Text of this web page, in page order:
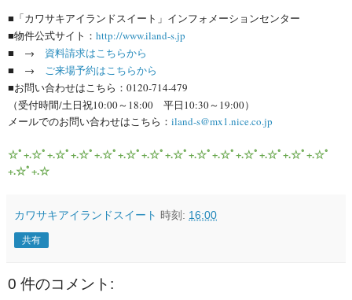
■ 「カワサキアイランドスイート」インフォメーションセンター
■物件公式サイト ： http://www.iland-s.jp
■ → 資料請求はこちらから
■ → ご来場予約はこちらから
■お問い合わせはこちら ： 0120-714-479
（受付時間/土日祝10:00～ 18:00 平日10:30～ 19:00）
メールでのお問い合わせはこちら ： iland-s@mx1.nice.co.jp
☆ﾟ+.☆ﾟ+.☆ﾟ+.☆ﾟ+.☆ﾟ+.☆ﾟ+.☆ﾟ+.☆ﾟ+.☆ﾟ+.☆ﾟ+.☆ﾟ+.☆ﾟ+.☆ﾟ+.☆ﾟ
+.☆ﾟ+.☆
カワサキアイランドスイート 時刻: 16:00
共有
0 件のコメント: